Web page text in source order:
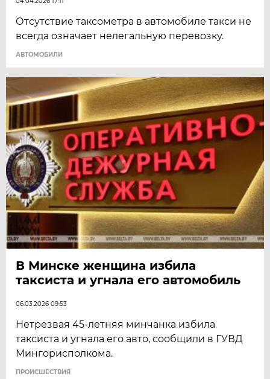
Отсутствие таксометра в автомобиле такси не
всегда означает нелегальную перевозку.
АВТОМОБИЛИ
В Минске женщина избила
таксиста и угнала его автомобиль
06.03.2026 09:53
Нетрезвая 45-летняя минчанка избила
таксиста и угнала его авто, сообщили в ГУВД
Мингорисполкома.
ПРОИСШЕСТВИЯ